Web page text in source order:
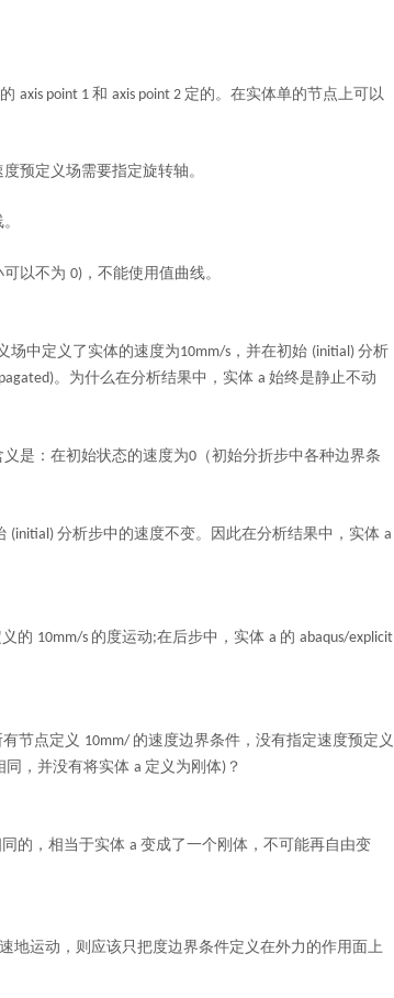
axis point 1 和 axis point 2 定的。在实体单的节点上可以
预定义场需要指定旋转轴。
可以不为 0) ，不能使用值曲线。
场中定义了实体的速度为10mm/s ，并在初始 (initial) 分析
。为什么在分析结果中，实体 a 始终是静止不动
义是 ： 在初始状态的速度为0 （初始分折步中各种边界条
(initial) 分析步中的速度不变。因此在分析结果中，实体 a
的 10mm/s 的度运动;在后步中，实体 a 的 abaqus/explicit
有节点定义 10mm/ 的速度边界条件，没有指定速度预定义
同，并没有将实体 a 定义为刚体) ？
的，相当于实体 a 变成了一个刚体，不可能再自由变
地运动，则应该只把度边界条件定义在外力的作用面上